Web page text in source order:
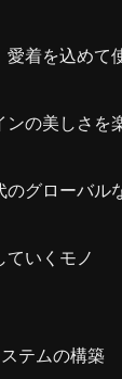
愛着を込めて
ンの美しさを
のグローバル
ていくモノ
テムの構築